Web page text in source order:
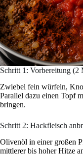
Schritt 1: Vorbereitung (2
Zwiebel fein würfeln,
Parallel dazu einen Topf
bringen.
Schritt 2: Hackfleisch
Olivenöl in einer großen
mittlerer bis hoher Hitze